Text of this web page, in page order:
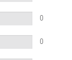
0
0